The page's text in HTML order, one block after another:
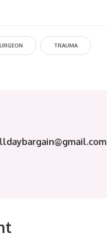
TRAUMA